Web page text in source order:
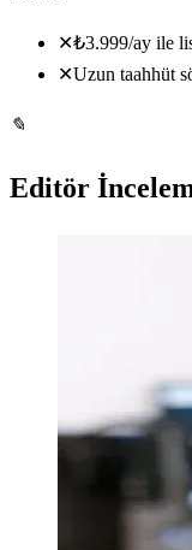
✕₺3.999/ay ile
✕Uzun taahhüt
✎
Editör